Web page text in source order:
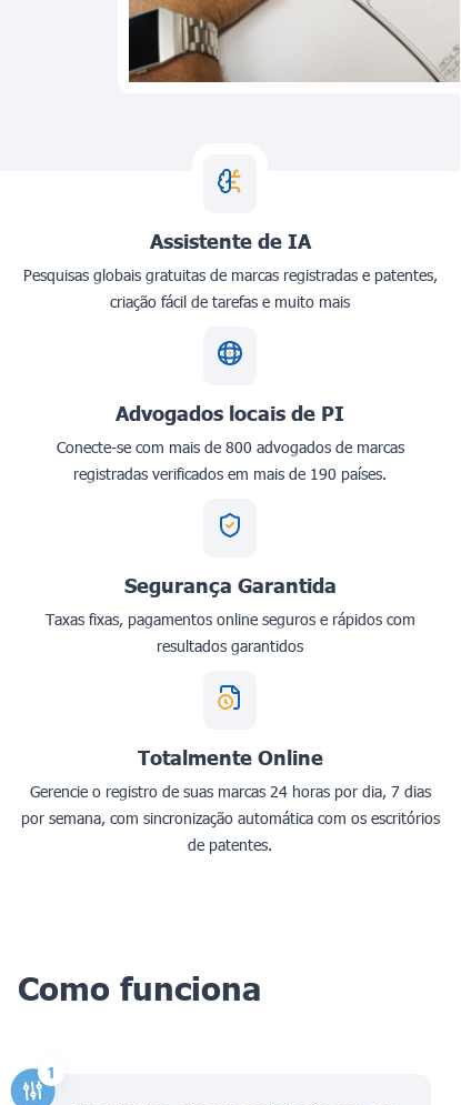
Assistente de IA
Pesquisas globais gratuitas de marcas registradas e patentes,
criação fácil de tarefas e muito mais
Advogados locais de PI
Conecte-se com mais de 800 advogados de marcas
registradas verificados em mais de 190 países.
Segurança Garantida
Taxas fixas, pagamentos online seguros e rápidos com
resultados garantidos
Totalmente Online
Gerencie o registro de suas marcas 24 horas por dia, 7 dias
por semana, com sincronização automática com os escritórios
de patentes.
Como funciona